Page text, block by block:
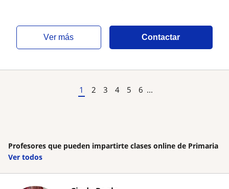
ver más Contactar
1 2 3 4 5 6 ...
Profesores que pueden impartirte clases online de Primaria
Ver todos